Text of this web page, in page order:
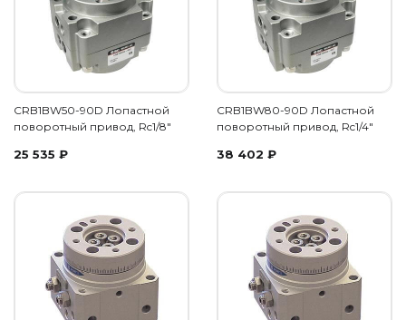
CRB1BW50-90D Лопастной
поворотный привод, Rc1/8"
25 535 ₽
CRB1BW80-90D Лопастной
поворотный привод, Rc1/4"
38 402 ₽